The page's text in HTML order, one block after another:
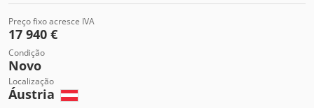
Preço fixo acresce IVA
17 940 €
Condição
Novo
Localização
Áustria